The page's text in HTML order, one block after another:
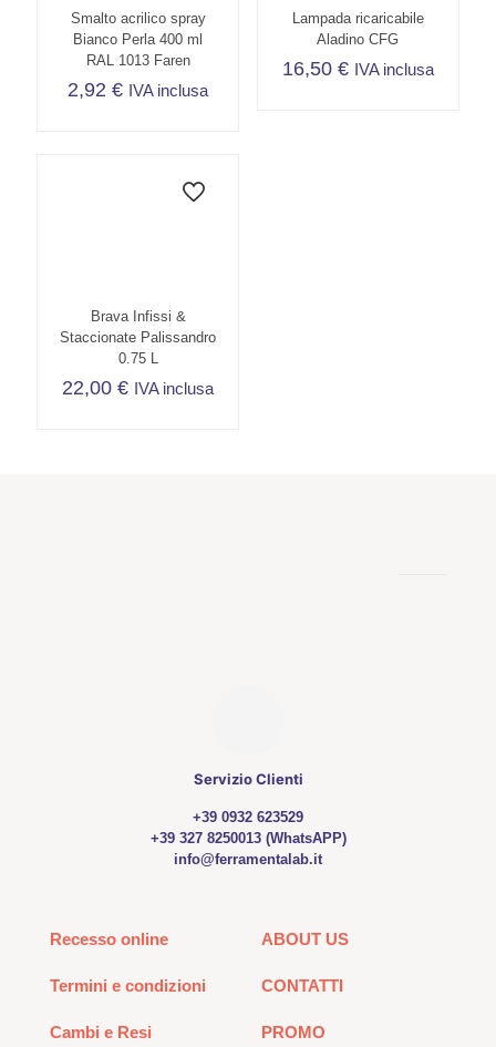
Smalto acrilico spray
Bianco Perla 400 ml
RAL 1013 Faren
2,92€ IVA inclusa
Lampada ricaricabile
Aladino CFG
16,50 € IVA inclusa
Brava Infissi &
Staccionate Palissandro
0.75 L
22,00€ IVA inclusa
Servizio Clienti
+39 0932 623529
+39 327 8250013 (WhatsAPP)
info@ferramentalab.it
Recesso online
Termini e condizioni
Cambi e Resi
ABOUT US
CONTATTI
PROMO